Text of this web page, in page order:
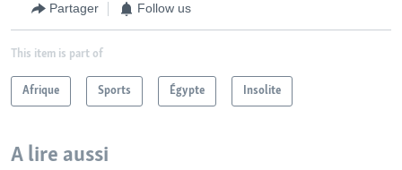
Partager Follow us
This item is part of
Afrique Sports Égypte Insolite
A lire aussi